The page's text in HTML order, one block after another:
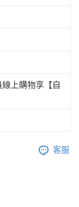
上購物享【自
客服